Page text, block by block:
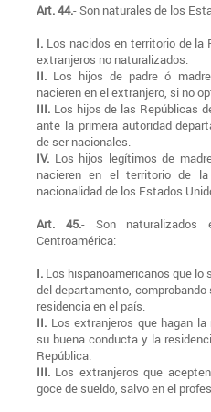
Art. 44.- Son naturales de los
I. Los nacidos en territorio de la
extranjeros no naturalizados.
II. Los hijos de padre ó
nacieren en el extranjero, si no
III. Los hijos de las Repúblicas
ante la primera autoridad
de ser nacionales.
IV. Los hijos legítimos de
nacieren en el territorio de
nacionalidad de los Estados
Art. 45.- Son naturalizados
Centroamérica:
I. Los hispanoamericanos que lo
del departamento,
residencia en el país.
II. Los extranjeros que hagan
su buena conducta y la
República.
III. Los extranjeros que
goce de sueldo, salvo en el